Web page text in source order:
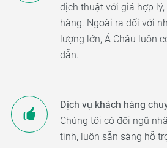
dịch thuật với giá hợp
hàng. Ngoài ra đối với
lượng lớn, Á Châu luôn
dẫn.
Dịch vụ khách hàng
Chúng tôi có đội ngũ
tình, luôn sẵn sàng hỗ